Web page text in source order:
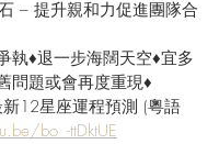
– 提升親和力促進團隊合
執♦退一步海闊天空♦宜多
問題或會再度重現♦
12星座運程預測 (粵語
bo_-ttDktUE